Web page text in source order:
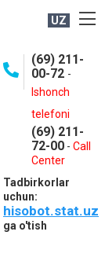
UZ
(69) 211-
00-72 -
Ishonch
telefoni
(69) 211-
72-00 - Call
Center
Tadbirkorlar
uchun:
hisobot.stat.uz
ga o'tish